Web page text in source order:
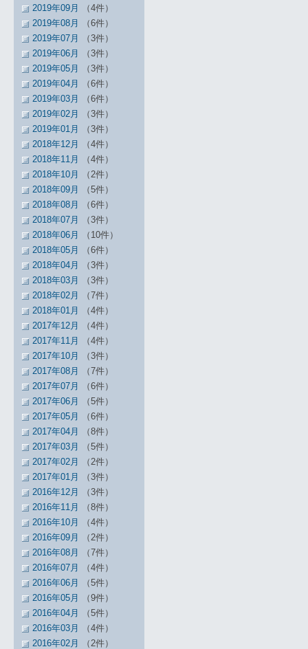
2019年09月
（4件）
2019年08月
（6件）
2019年07月
（3件）
2019年06月
（3件）
2019年05月
（3件）
2019年04月
（6件）
2019年03月
（6件）
2019年02月
（3件）
2019年01月
（3件）
2018年12月
（4件）
2018年11月
（4件）
2018年10月
（2件）
2018年09月
（5件）
2018年08月
（6件）
2018年07月
（3件）
2018年06月
（10件）
2018年05月
（6件）
2018年04月
（3件）
2018年03月
（3件）
2018年02月
（7件）
2018年01月
（4件）
2017年12月
（4件）
2017年11月
（4件）
2017年10月
（3件）
2017年08月
（7件）
2017年07月
（6件）
2017年06月
（5件）
2017年05月
（6件）
2017年04月
（8件）
2017年03月
（5件）
2017年02月
（2件）
2017年01月
（3件）
2016年12月
（3件）
2016年11月
（8件）
2016年10月
（4件）
2016年09月
（2件）
2016年08月
（7件）
2016年07月
（4件）
2016年06月
（5件）
2016年05月
（9件）
2016年04月
（5件）
2016年03月
（4件）
2016年02月
（2件）